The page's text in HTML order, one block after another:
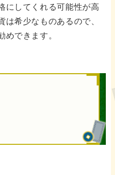
にしてくれる可能性が高
希少なものあるので、
できます。